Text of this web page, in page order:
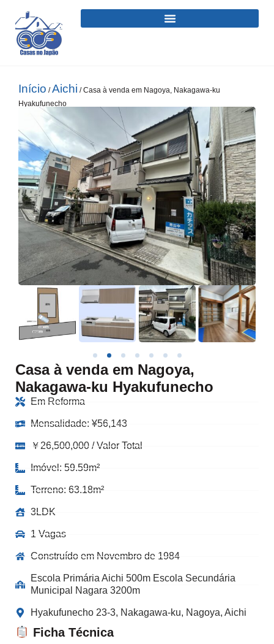
Início /Aichi / Casa à venda em Nagoya, Nakagawa-ku
Hyakufunecho
Casa à venda em Nagoya,
Nakagawa-ku Hyakufunecho
Em Reforma
Mensalidade: ¥56,143
￥26,500,000 / Valor Total
Imóvel: 59.59m²
Terreno: 63.18m²
3LDK
1 Vagas
Construído em Novembro de 1984
Escola Primária Aichi 500m Escola Secundária
Municipal Nagara 3200m
Hyakufunecho 23-3, Nakagawa-ku, Nagoya, Aichi
Ficha Técnica